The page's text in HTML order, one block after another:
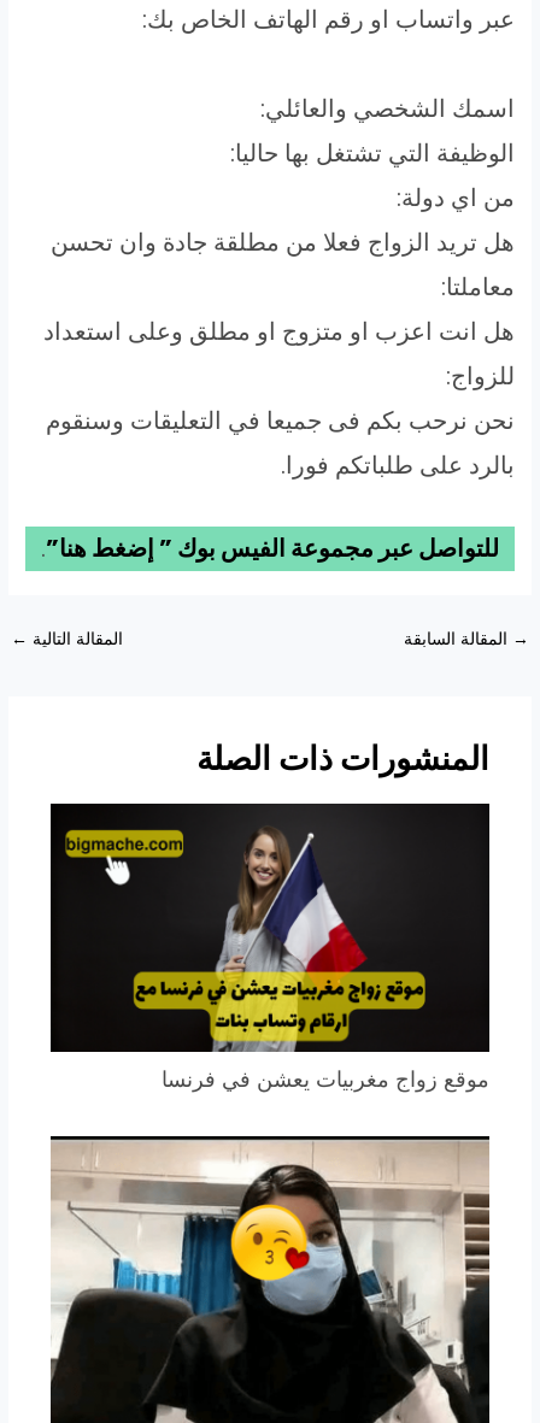
عبر واتساب او رقم الهاتف الخاص بك:
اسمك الشخصي والعائلي:
الوظيفة التي تشتغل بها حاليا:
من اي دولة:
هل تريد الزواج فعلا من مطلقة جادة وان تحسن
معاملتا:
هل انت اعزب او متزوج او مطلق وعلى استعداد
للزواج:
نحن نرحب بكم فى جميعا في التعليقات وسنقوم
بالرد على طلباتكم فورا.
للتواصل عبر مجموعة الفيس بوك ” إضغط هنا”.
Post
→ المقالة السابقة المقالة التالية ←
المنشورات ذات الصلة
موقع زواج مغربيات يعشن في فرنسا